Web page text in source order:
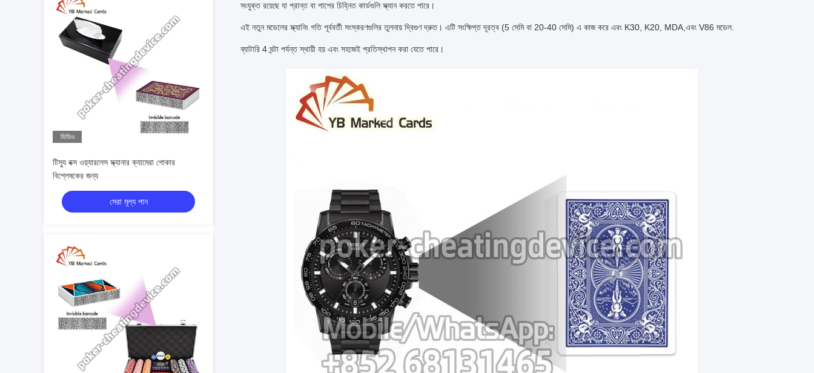
ভিডিও
টিস্যু বক্স ওয়্যারলেস স্ক্যানার ক্যামেরা পোকার
বিশ্লেষকের জন্য
সেরা মূল্য পান
সংযুক্ত রয়েছে যা প্রান্ত বা পাশের চিহ্নিত কার্ডগুলি স্ক্যান করতে পারে।
এই নতুন মডেলের স্ক্যানিং গতি পূর্ববর্তী সংস্করণগুলির তুলনায় দ্বিগুণ দ্রুত। এটি সংক্ষিপ্ত দূরত্ব (5 সেমি বা 20-40 সেমি) এ কাজ করে এবং K30, K20, MDA,এবং V86 মডেল.
ব্যাটারি 4 ঘন্টা পর্যন্ত স্থায়ী হয় এবং সহজেই প্রতিস্থাপন করা যেতে পারে।